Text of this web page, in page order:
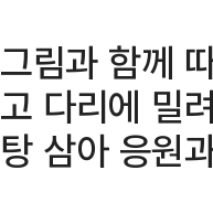
그림과 함께
고 다리에 밀
탕 삼아 응원